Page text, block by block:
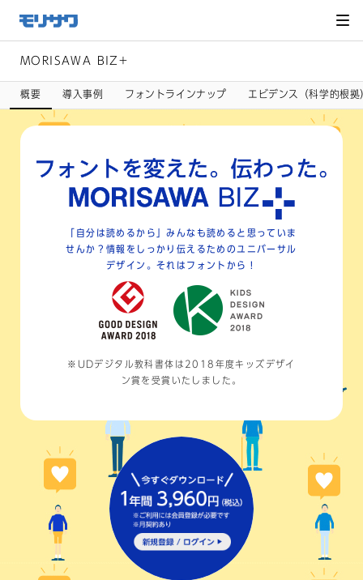
メ
ニュー
飛ばし
へ移動
MORISAWA BIZ+
概要 導入事例 フォントラインナップ エビデンス（科学的根拠
「自分は読めるから」みんなも読めると思っていま
せんか？ 情報をしっかり伝えるためのユニバーサル
デザイン。 それはフォントから！
※UDデジタル教科書体は2018年度キッズデザイ
ン賞を受賞いたしました。